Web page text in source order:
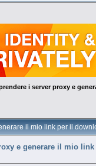
i server proxy e
il mio link per il
e generare il mio